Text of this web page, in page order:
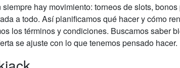
hay movimiento: torneos de slots, bonos
a todo. Así planificamos qué hacer y cómo
los términos y condiciones. Buscamos saber
se ajuste con lo que tenemos pensado hacer.